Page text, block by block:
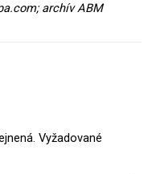
archív ABM
Vyžadované